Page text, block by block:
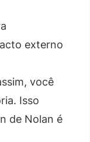
externo
você
Isso
de Nolan é